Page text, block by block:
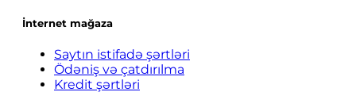
İnternet mağaza
Saytın istifadə şərtləri
Ödəniş və çatdırılma
Kredit şərtləri